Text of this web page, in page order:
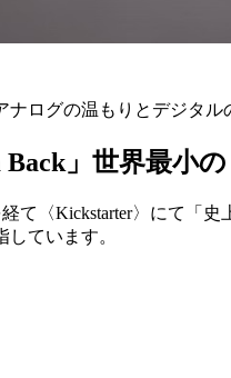
ログの温もりとデジタ
Back」世界最小
て〈Kickstarter〉にて
ています。